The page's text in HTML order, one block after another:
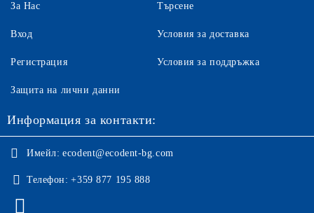
За Нас
Вход
Регистрация
Търсене
Условия за доставка
Условия за поддръжка
Защита на лични данни
Информация за контакти:
Имейл: ecodent@ecodent-bg.com
Телефон: +359 877 195 888